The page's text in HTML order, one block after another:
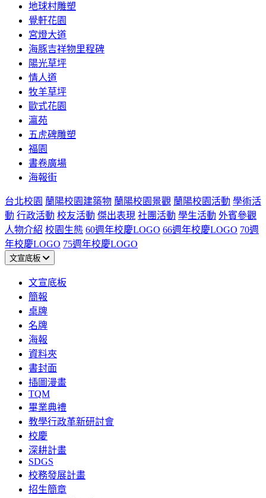
地球村雕塑
覺軒花園
宮燈大道
海豚吉祥物里程碑
陽光草坪
情人道
牧羊草坪
歐式花園
瀛苑
五虎碑雕塑
福園
書卷廣場
海報街
台北校園 蘭陽校園建築物 蘭陽校園景觀 蘭陽校園活動 學術活
動 行政活動 校友活動 傑出表現 社團活動 學生活動 外賓參觀
人物介紹 校園生態 60週年校慶LOGO 66週年校慶LOGO 70週
年校慶LOGO 75週年校慶LOGO
文宣底板
文宣底板
簡報
桌牌
名牌
海報
資料夾
書封面
插圖漫畫
TQM
畢業典禮
教學行政革新研討會
校慶
深耕計畫
SDGS
校務發展計畫
招生簡章